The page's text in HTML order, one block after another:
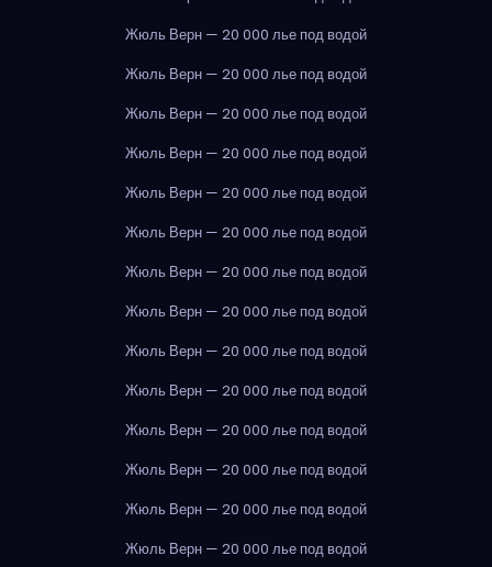
Жюль Верн — 20 000 лье под водой
Жюль Верн — 20 000 лье под водой
Жюль Верн — 20 000 лье под водой
Жюль Верн — 20 000 лье под водой
Жюль Верн — 20 000 лье под водой
Жюль Верн — 20 000 лье под водой
Жюль Верн — 20 000 лье под водой
Жюль Верн — 20 000 лье под водой
Жюль Верн — 20 000 лье под водой
Жюль Верн — 20 000 лье под водой
Жюль Верн — 20 000 лье под водой
Жюль Верн — 20 000 лье под водой
Жюль Верн — 20 000 лье под водой
Жюль Верн — 20 000 лье под водой